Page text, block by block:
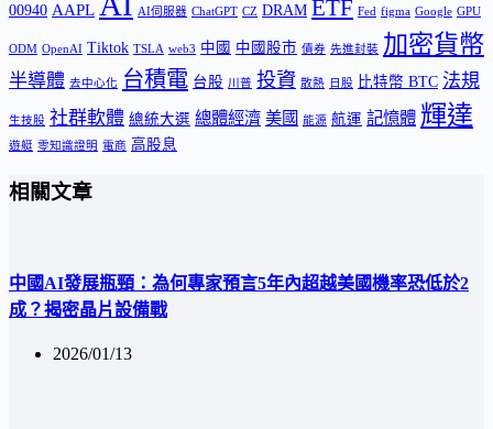
00940 AAPL AI伺服器 ChatGPT CZ DRAM ETF Fed figma Google GPU
ODM OpenAI Tiktok TSLA web3 中國 中國股市 債券 先進封裝 加密貨幣
半導體 去中心化 台積電 台股 川普 投資 散熱 日股 比特幣 BTC 法規
生技股 社群軟體 總統大選 總體經濟 美國 能源 航運 記憶體 輝達
遊艇 零知識證明 電商 高股息
相關文章
中國AI發展瓶頸：為何專家預言5年內超越美國機率恐低於2
成？揭密晶片設備戰
2026/01/13